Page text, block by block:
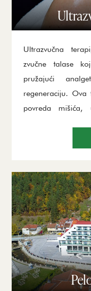
Ultrazvučna
zvučne talase
pružajući
regeneraciju.
povreda mišića,
Ultrazvuk
povreda i
talasima